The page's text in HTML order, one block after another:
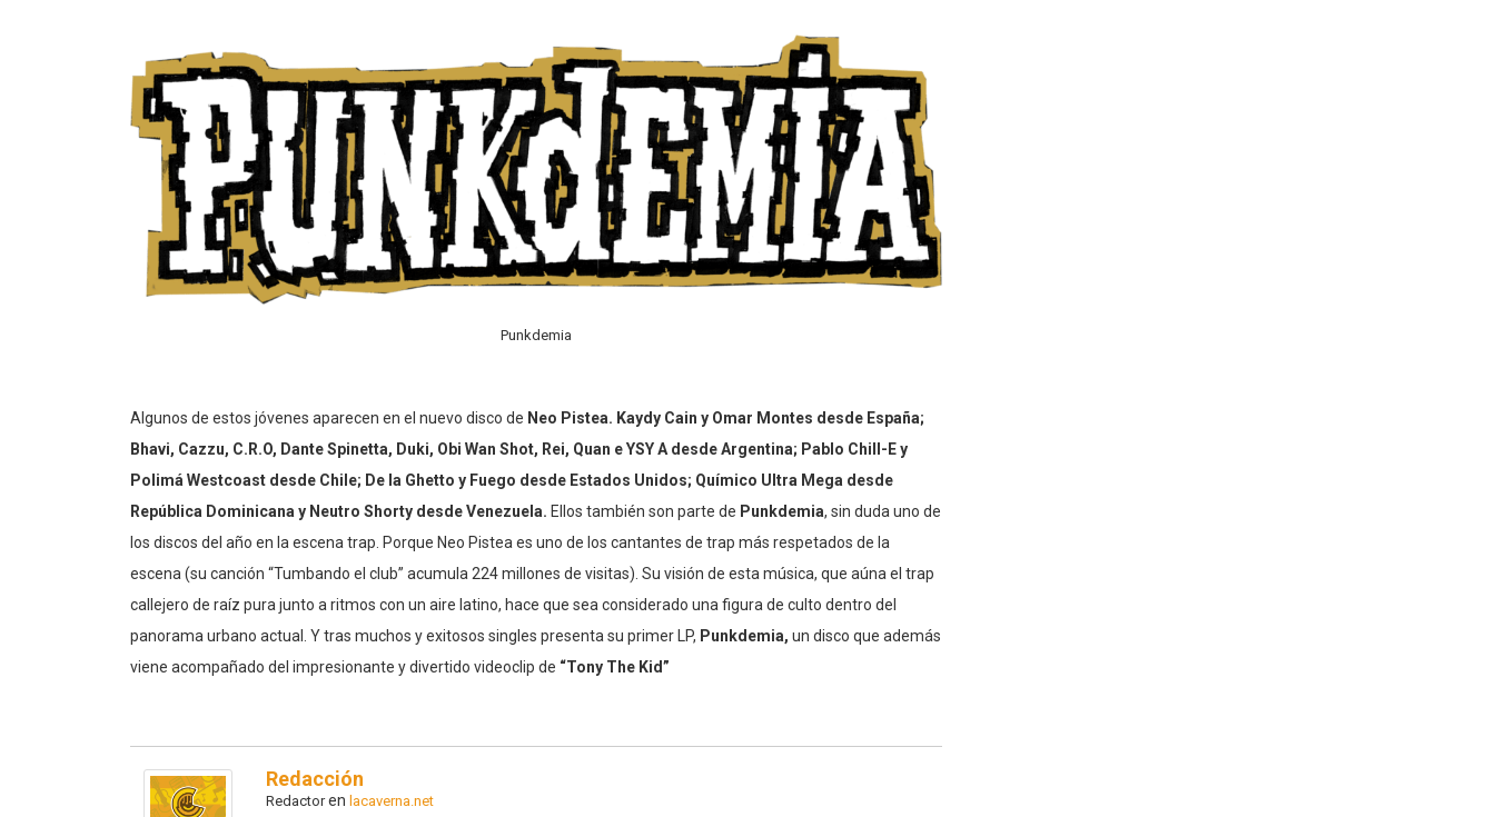
Punkdemia
Algunos de estos jóvenes aparecen en el nuevo disco de Neo Pistea. Kaydy Cain y Omar Montes desde España;
Bhavi, Cazzu, C.R.O, Dante Spinetta, Duki, Obi Wan Shot, Rei, Quan e YSY A desde Argentina; Pablo Chill-E y
Polimá Westcoast desde Chile; De la Ghetto y Fuego desde Estados Unidos; Químico Ultra Mega desde
República Dominicana y Neutro Shorty desde Venezuela. Ellos también son parte de Punkdemia, sin duda uno de
los discos del año en la escena trap. Porque Neo Pistea es uno de los cantantes de trap más respetados de la
escena (su canción “Tumbando el club” acumula 224 millones de visitas). Su visión de esta música, que aúna el trap
callejero de raíz pura junto a ritmos con un aire latino, hace que sea considerado una figura de culto dentro del
panorama urbano actual. Y tras muchos y exitosos singles presenta su primer LP, Punkdemia, un disco que además
viene acompañado del impresionante y divertido videoclip de “Tony The Kid”
Redacción
Redactoren lacaverna.net